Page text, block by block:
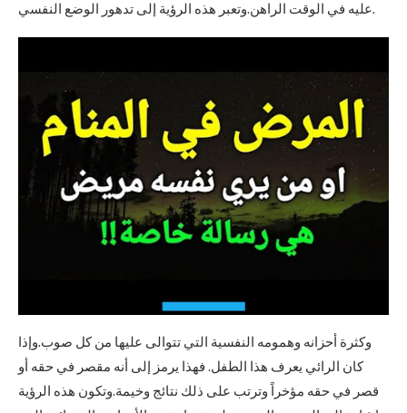
عليه في الوقت الراهن.وتعبر هذه الرؤية إلى تدهور الوضع النفسي.
وكثرة أحزانه وهمومه النفسية التي تتوالى عليها من كل صوب.وإذا
كان الرائي يعرف هذا الطفل. فهذا يرمز إلى أنه مقصر في حقه أو
قصر في حقه مؤخراً وترتب على ذلك نتائج وخيمة.وتكون هذه الرؤية